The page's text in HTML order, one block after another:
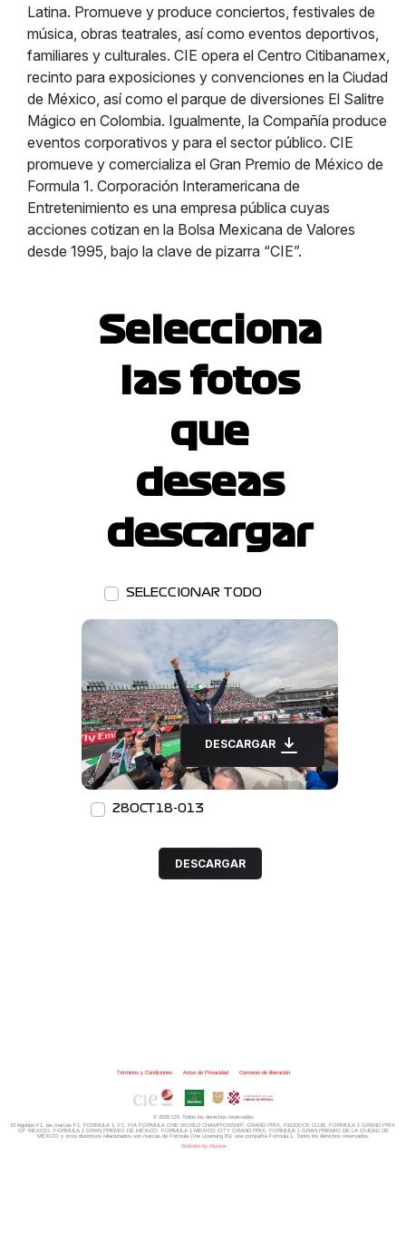
Latina. Promueve y produce conciertos, festivales de
música, obras teatrales, así como eventos deportivos,
familiares y culturales. CIE opera el Centro Citibanamex,
recinto para exposiciones y convenciones en la Ciudad
de México, así como el parque de diversiones El Salitre
Mágico en Colombia. Igualmente, la Compañía produce
eventos corporativos y para el sector público. CIE
promueve y comercializa el Gran Premio de México de
Formula 1. Corporación Interamericana de
Entretenimiento es una empresa pública cuyas
acciones cotizan en la Bolsa Mexicana de Valores
desde 1995, bajo la clave de pizarra “CIE”.
Selecciona
las fotos
que
deseas
descargar
SELECCIONAR TODO
DESCARGAR
28OCT18-013
DESCARGAR
Términos y Condiciones| Aviso de Privacidad| Convenio de liberación
© 2026 CIE Todos los derechos reservados
El logotipo F1, las marcas F1, FORMULA 1, F1, FIA FORMULA ONE WORLD CHAMPIONSHIP, GRAND PRIX, PADDOCK CLUB,
FORMULA 1 GRAND PRIX
OF MEXICO, FORMULA 1 GRAN PREMIO DE MÉXICO, FORMULA 1 MEXICO CITY GRAND PRIX, FORMULA 1 GRAN PREMIO DE LA CIUDAD DE
MÉXICO y otros distintivosrelacionados son marcas de Formula One Licensing BV, una compañía Formula 1. Todos los derechos reservados.
Website by Alucina